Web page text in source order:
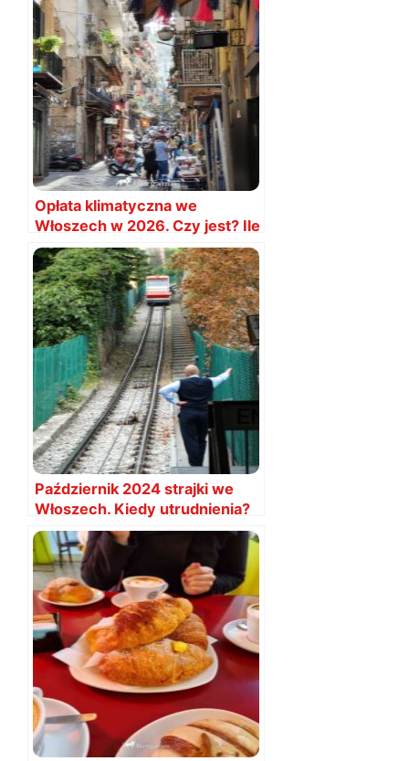
Opłata klimatyczna we
Włoszech w 2026. Czy jest? Ile
wynosi?
Październik 2024 strajki we
Włoszech. Kiedy utrudnienia?